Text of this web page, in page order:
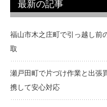
最新の記事
福山市木之庄町で引っ越し前
取
瀬戸田町で片づけ作業と出張
携して安心対応